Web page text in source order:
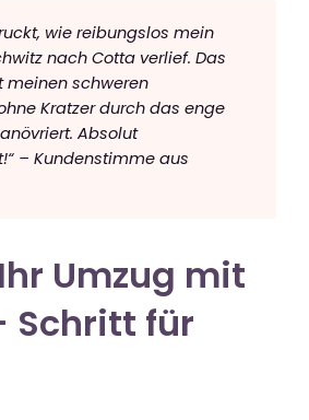
wie reibungslos mein
nach Cotta verlief. Das
meinen schweren
Kratzer durch das enge
Absolut
– Kundenstimme aus
Umzug mit
Schritt für